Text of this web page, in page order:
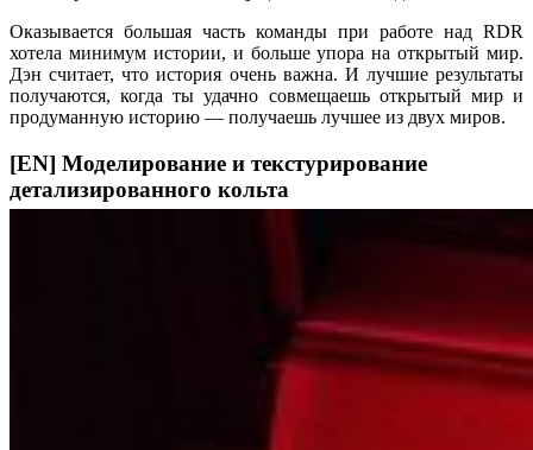
Оказывается большая часть команды при работе над RDR
хотела минимум истории, и больше упора на открытый мир.
Дэн считает, что история очень важна. И лучшие результаты
получаются, когда ты удачно совмещаешь открытый мир и
продуманную историю — получаешь лучшее из двух миров.
[EN] Моделирование и текстурирование
детализированного кольта